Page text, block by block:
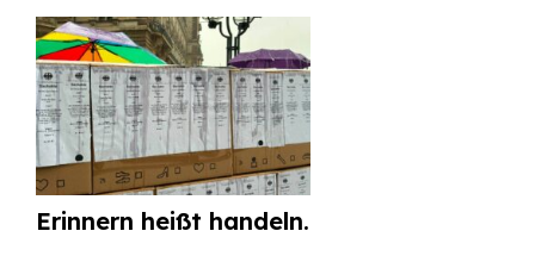
Erinnern heißt handeln.